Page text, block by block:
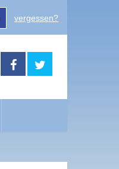
vergessen?